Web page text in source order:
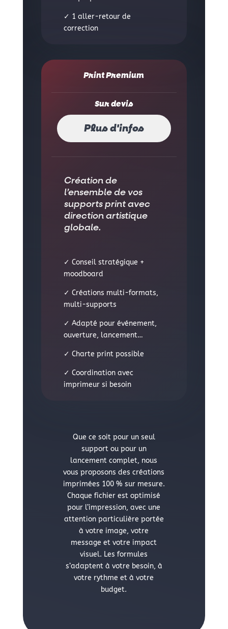
✓ 1 aller-retour de
correction
Print Premium
Sur devis
Plus d'infos
Création de
l’ensemble de vos
supports print avec
direction artistique
globale.
✓ Conseil stratégique +
moodboard
✓ Créations multi-formats,
multi-supports
✓ Adapté pour événement,
ouverture, lancement…
✓ Charte print possible
✓ Coordination avec
imprimeur si besoin
Que ce soit pour un seul
support ou pour un
lancement complet, nous
vous proposons des créations
imprimées 100 % sur mesure.
Chaque fichier est optimisé
pour l’impression, avec une
attention particulière portée
à votre image, votre
message et votre impact
visuel. Les formules
s’adaptent à votre besoin, à
votre rythme et à votre
budget.